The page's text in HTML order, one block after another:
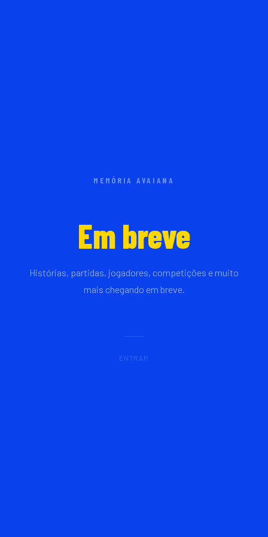
MEMÓRIA AVAIANA
Em breve
Histórias, partidas, jogadores, competições e muito
mais chegando em breve.
ENTRAR